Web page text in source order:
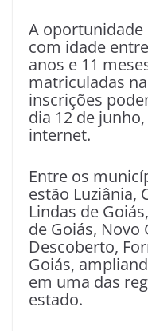
A oportunidade
com idade
anos e 11
matriculadas
inscrições
dia 12 de
internet.
Entre os
estão Luziânia,
Lindas de
de Goiás, Novo
Descoberto,
Goiás,
em uma das
estado.